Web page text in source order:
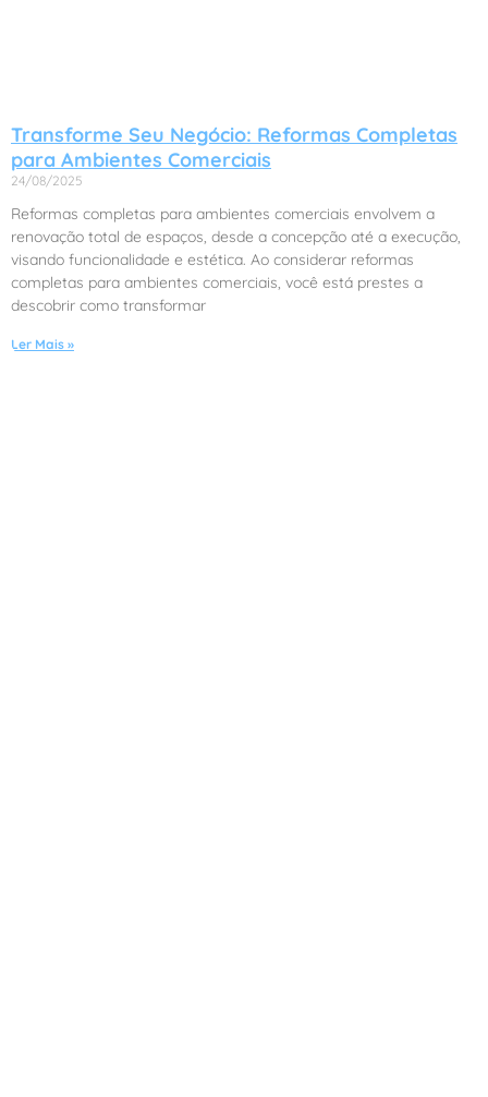
Transforme Seu Negócio: Reformas Completas
para Ambientes Comerciais
24/08/2025
Reformas completas para ambientes comerciais envolvem a
renovação total de espaços, desde a concepção até a execução,
visando funcionalidade e estética. Ao considerar reformas
completas para ambientes comerciais, você está prestes a
descobrir como transformar
Ler Mais »